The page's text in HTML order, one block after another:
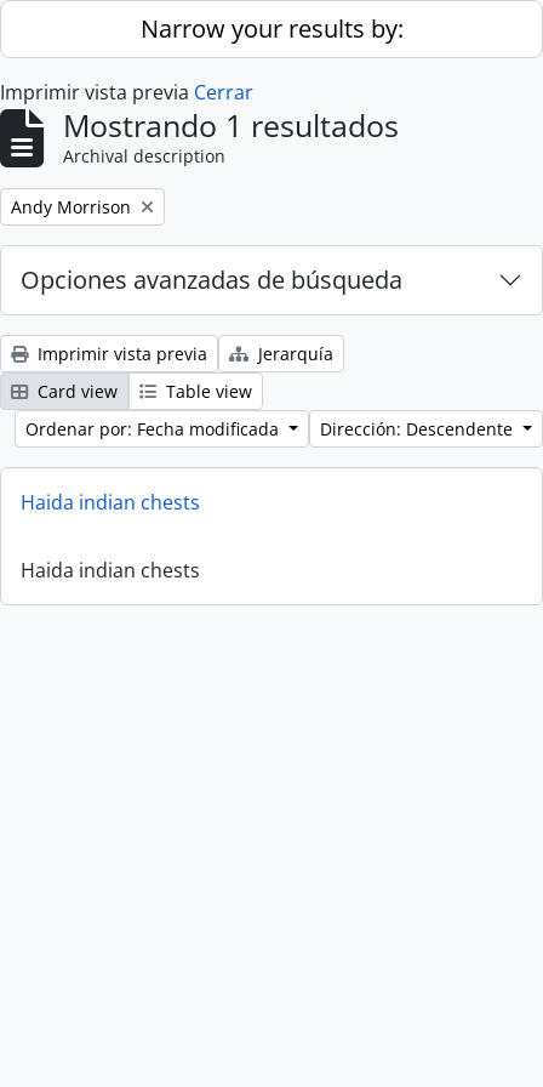
Skip to main contentNarrow your results by:
Imprimir vista previa Cerrar
Mostrando 1 resultados
Archival description
Remove filter:
Andy Morrison
Opciones avanzadas de búsqueda
Imprimir vista previa
Jerarquía
Card view
Table view
Ordenar por: Fecha modificada
Dirección: Descendente
Haida indian chests
Haida indian chests